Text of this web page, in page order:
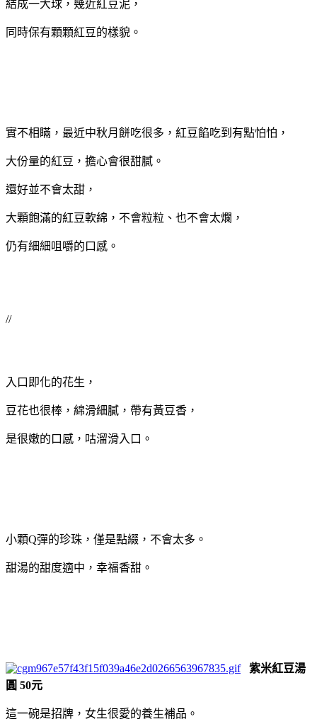
結成一大球，幾近紅豆泥，
同時保有顆顆紅豆的樣貌。
實不相瞞，最近中秋月餅吃很多，紅豆餡吃到有點怕怕，
大份量的紅豆，擔心會很甜膩。
還好並不會太甜，
大顆飽滿的紅豆軟綿，不會粒粒、也不會太爛，
仍有細細咀嚼的口感。
//
入口即化的花生，
豆花也很棒，綿滑細膩，帶有黃豆香，
是很嫩的口感，咕溜滑入口。
小顆Q彈的珍珠，僅是點綴，不會太多。
甜湯的甜度適中，幸福香甜。
紫米紅豆湯
圓 50元
這一碗是招牌，女生很愛的養生補品。